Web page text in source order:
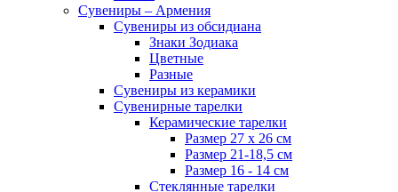
Сувениры – Армения
Сувениры из обсидиана
Знаки Зодиака
Цветные
Разные
Сувениры из керамики
Сувенирные тарелки
Керамические тарелки
Размер 27 х 26 см
Размер 21-18,5 см
Размер 16 - 14 см
Стеклянные тарелки